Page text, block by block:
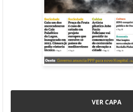
VER CAPA